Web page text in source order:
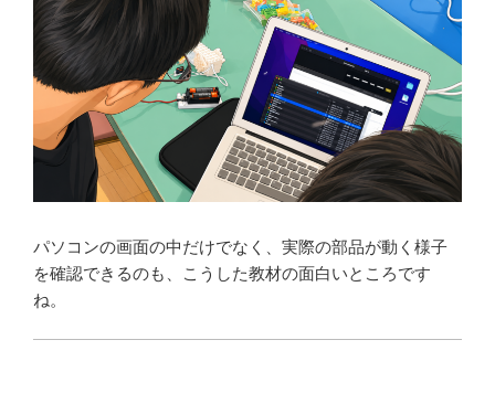
パソコンの画面の中だけでなく、実際の部品が動く様子
を確認できるのも、こうした教材の面白いところです
ね。